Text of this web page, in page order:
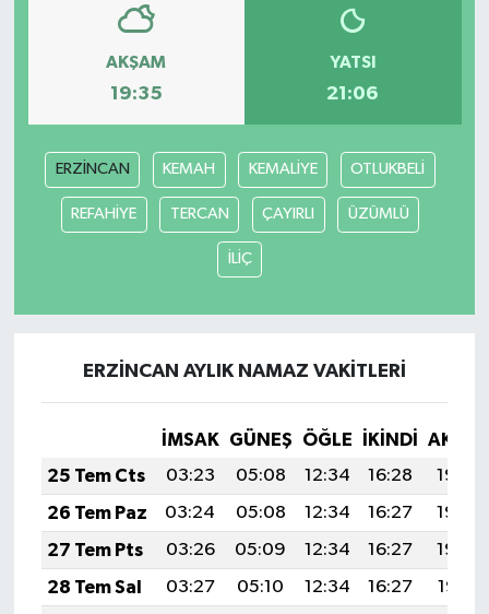
AKŞAM
19:35
YATSI
21:06
ERZİNCAN KEMAH KEMALİYE OTLUKBELİ
REFAHİYE TERCAN ÇAYIRLI ÜZÜMLÜ
İLİÇ
ERZİNCAN AYLIK NAMAZ VAKITLERI
İMSAK GÜNEŞ ÖĞLE İKINDI
25 Tem Cts
03:23 05:08 12:34 16:28
19:50
26 Tem Paz
03:24 05:08 12:34 16:27
19:49
27 Tem Pts
03:26 05:09 12:34 16:27
19:48
28 Tem Sal
03:27 05:10 12:34 16:27
19:47